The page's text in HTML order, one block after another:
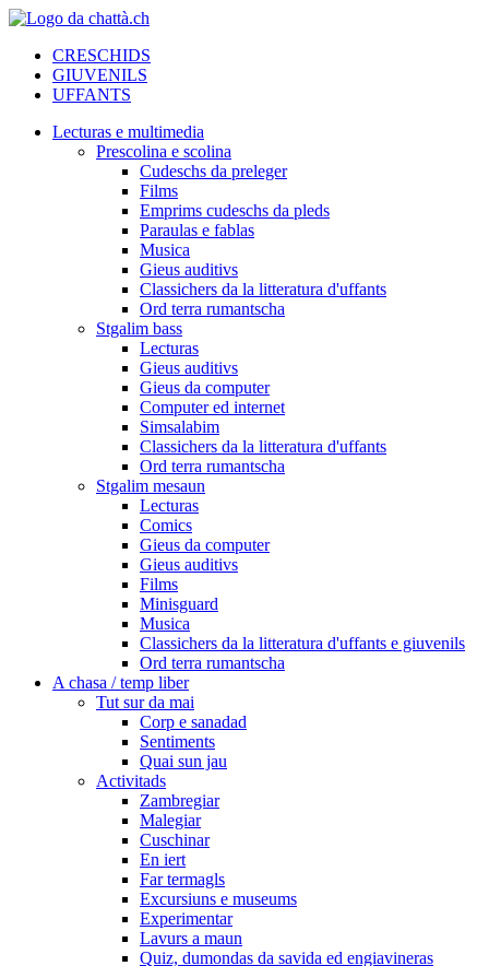
CRESCHIDS
GIUVENILS
UFFANTS
Lecturas e multimedia
Prescolina e scolina
Cudeschs da preleger
Films
Emprims cudeschs da pleds
Paraulas e fablas
Musica
Gieus auditivs
Classichers da la litteratura d'uffants
Ord terra rumantscha
Stgalim bass
Lecturas
Gieus auditivs
Gieus da computer
Computer ed internet
Simsalabim
Classichers da la litteratura d'uffants
Ord terra rumantscha
Stgalim mesaun
Lecturas
Comics
Gieus da computer
Gieus auditivs
Films
Minisguard
Musica
Classichers da la litteratura d'uffants e giuvenils
Ord terra rumantscha
A chasa / temp liber
Tut sur da mai
Corp e sanadad
Sentiments
Quai sun jau
Activitads
Zambregiar
Malegiar
Cuschinar
En iert
Far termagls
Excursiuns e museums
Experimentar
Lavurs a maun
Quiz, dumondas da savida ed engiavineras